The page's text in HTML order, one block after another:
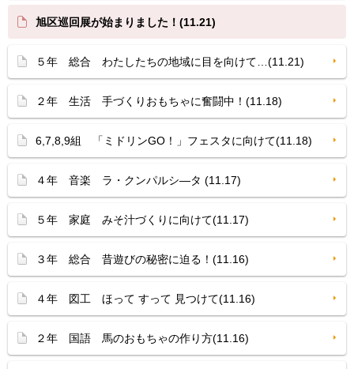
旭区巡回展が始まりました！(11.21)
５年 総合 わたしたちの地域に目を向けて…(11.21)
２年 生活 手づくりおもちゃに奮闘中！(11.18)
6,7,8,9組 「ミドリンGO！」フェスタに向けて(11.18)
４年 音楽 ラ・クンパルシ—タ (11.17)
５年 家庭 みそ汁づくりに向けて(11.17)
３年 総合 昔遊びの秘密に迫る！(11.16)
４年 図工 ほって すって 見つけて(11.16)
２年 国語 馬のおもちゃの作り方(11.16)